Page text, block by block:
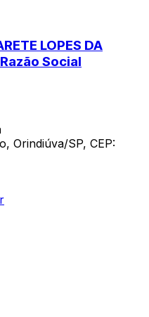
LOPES DA
Social
Orindiúva/SP, CEP: